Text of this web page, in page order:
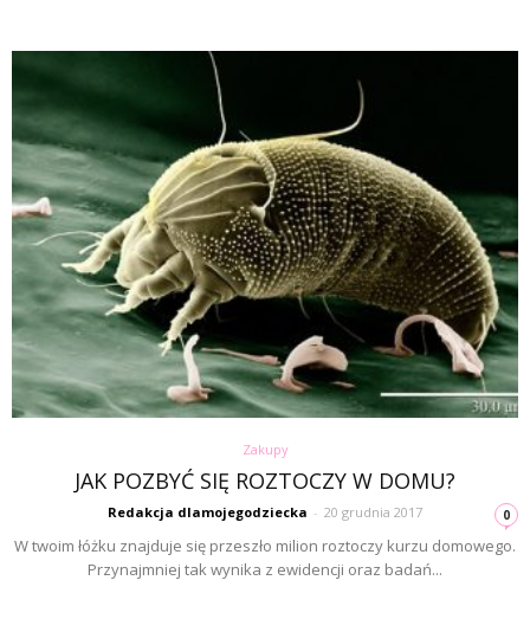
Zakupy
JAK POZBYĆ SIĘ ROZTOCZY W DOMU?
Redakcja dlamojegodziecka - 20 grudnia 2017 0
W twoim łóżku znajduje się przeszło milion roztoczy kurzu domowego.
Przynajmniej tak wynika z ewidencji oraz badań...